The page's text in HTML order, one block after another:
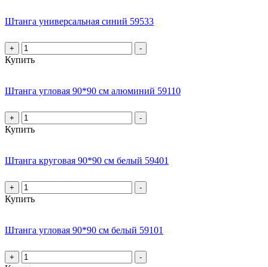
Штанга универсальная синий 59533
+ -
Купить
Штанга угловая 90*90 см алюминий 59110
+ -
Купить
Штанга круговая 90*90 см белый 59401
+ -
Купить
Штанга угловая 90*90 см белый 59101
+ -